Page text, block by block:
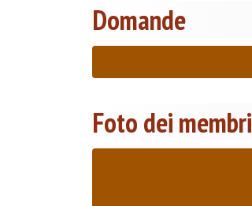
Domande
Foto dei membri